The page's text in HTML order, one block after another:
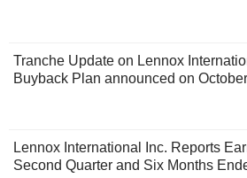
Tranche Update on Lennox
Buyback Plan announced on
Lennox International Inc. Reports
Second Quarter and Six Months